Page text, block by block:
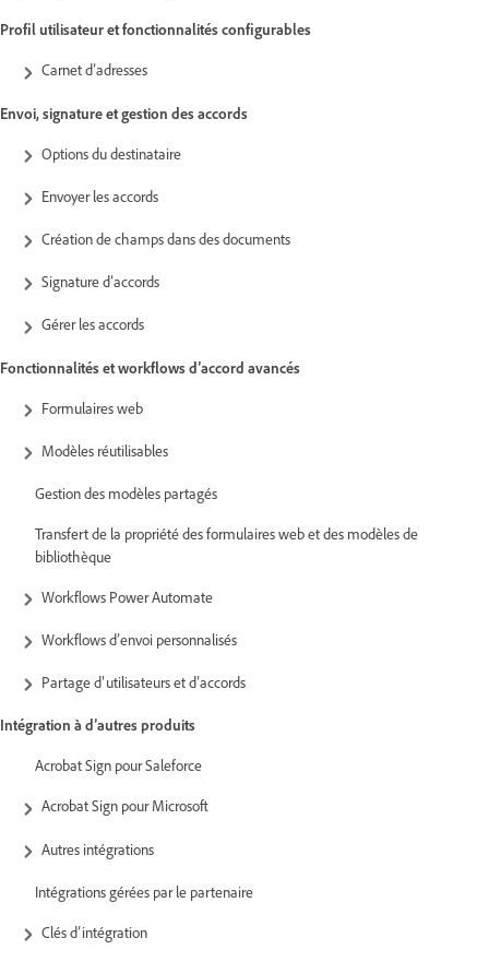
Profil utilisateur et fonctionnalités configurables
Carnet d’adresses
Envoi, signature et gestion des accords
Options du destinataire
Envoyer les accords
Création de champs dans des documents
Signature d’accords
Gérer les accords
Fonctionnalités et workflows d’accord avancés
Formulaires web
Modèles réutilisables
Gestion des modèles partagés
Transfert de la propriété des formulaires web et des modèles de
bibliothèque
Workflows Power Automate
Workflows d’envoi personnalisés
Partage d’utilisateurs et d’accords
Intégration à d’autres produits
Acrobat Sign pour Saleforce
Acrobat Sign pour Microsoft
Autres intégrations
Intégrations gérées par le partenaire
Clés d’intégration